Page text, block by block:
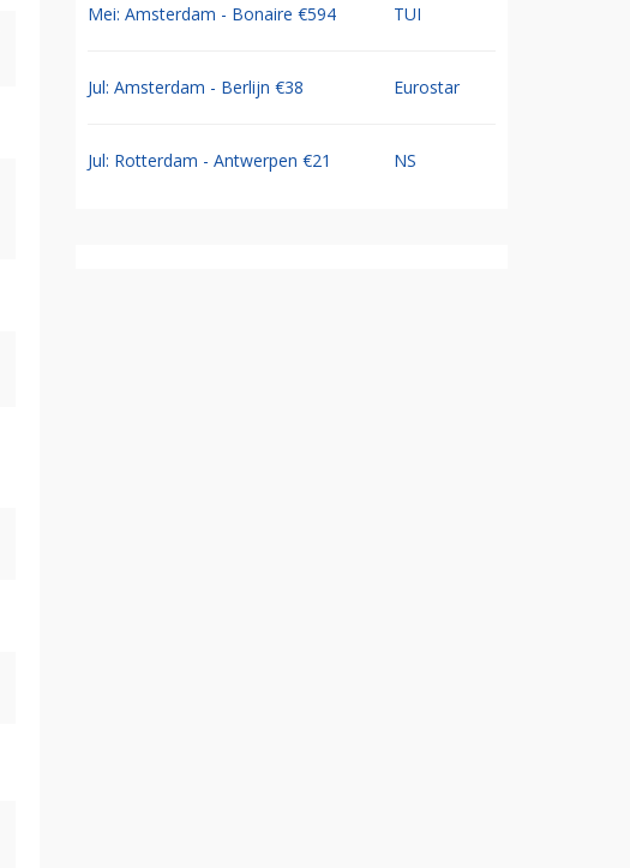
Mei: Amsterdam - Bonaire €594 TUI
Jul: Amsterdam - Berlijn €38 Eurostar
Jul: Rotterdam - Antwerpen €21 NS